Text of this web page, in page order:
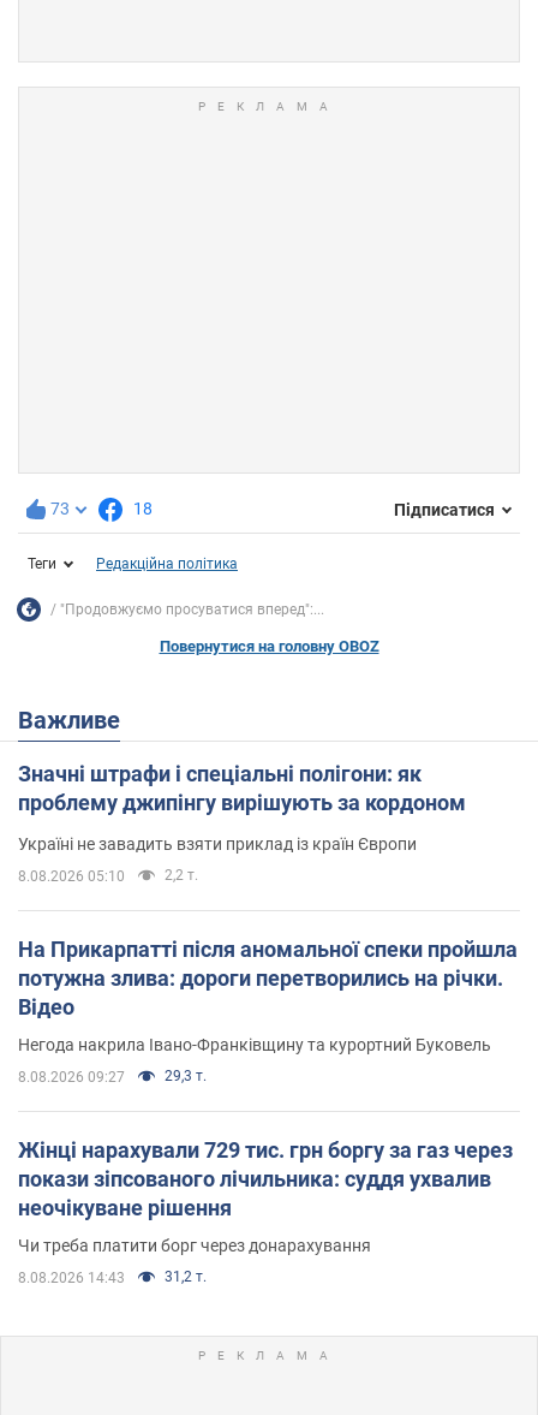
73 18 Підписатися
Теги Редакційна політика
"Продовжуємо просуватися вперед":...
Повернутися на головну OBOZ
Важливе
Значні штрафи і спеціальні полігони: як
проблему джипінгу вирішують за кордоном
Україні не завадить взяти приклад із країн Європи
8.08.2026 05:10 2,2 т.
На Прикарпатті після аномальної спеки пройшла
потужна злива: дороги перетворились на річки.
Відео
Негода накрила Івано-Франківщину та курортний Буковель
8.08.2026 09:27 29,3 т.
Жінці нарахували 729 тис. грн боргу за газ через
покази зіпсованого лічильника: суддя ухвалив
неочікуване рішення
Чи треба платити борг через донарахування
8.08.2026 14:43 31,2 т.